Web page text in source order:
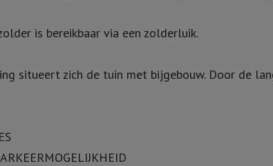
is bereikbaar via een zolderluik.
situeert zich de tuin met bijgebouw. Door de